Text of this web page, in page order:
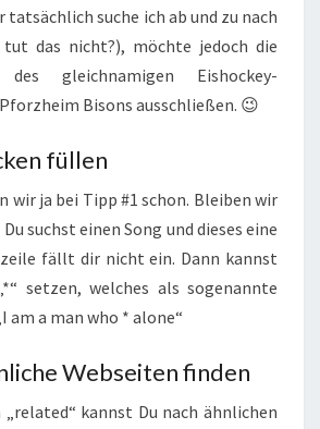
tatsächlich suche ich ab und zu nach
das nicht?), möchte jedoch die
des gleichnamigen Eishockey-
Bisons ausschließen. 😉
füllen
wir ja bei Tipp #1 schon. Bleiben wir
suchst einen Song und dieses eine
fällt dir nicht ein. Dann kannst
setzen, welches als sogenannte
am a man who * alone“
Webseiten finden
kannst Du nach ähnlichen